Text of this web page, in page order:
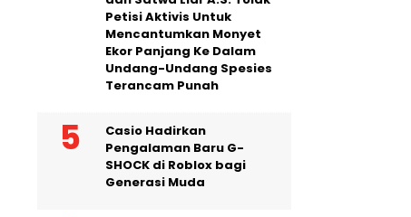
Petisi Aktivis Untuk
Mencantumkan Monyet
Ekor Panjang Ke Dalam
Undang-Undang Spesies
Terancam Punah
Casio Hadirkan
Pengalaman Baru G-
SHOCK di Roblox bagi
Generasi Muda